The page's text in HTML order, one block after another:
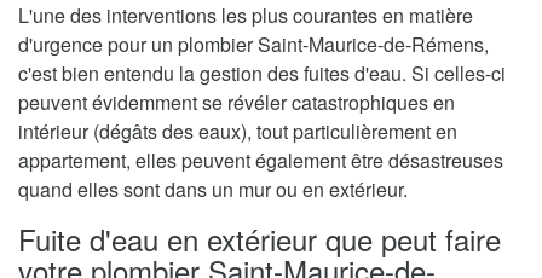
L'une des interventions les plus courantes en matière
d'urgence pour un plombier Saint-Maurice-de-Rémens,
c'est bien entendu la gestion des fuites d'eau. Si celles-ci
peuvent évidemment se révéler catastrophiques en
intérieur (dégâts des eaux), tout particulièrement en
appartement, elles peuvent également être désastreuses
quand elles sont dans un mur ou en extérieur.
Fuite d'eau en extérieur que peut faire